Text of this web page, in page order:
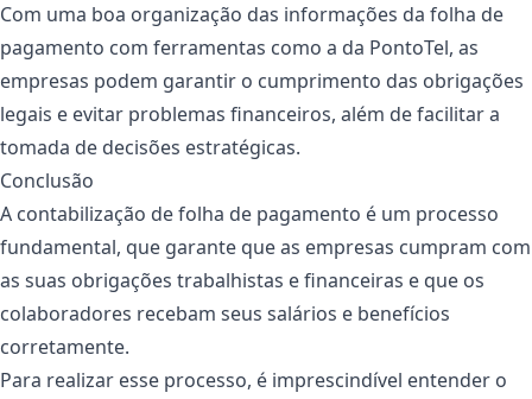
Com uma boa organização das informações da folha de
pagamento com ferramentas como a da PontoTel, as
empresas podem garantir o cumprimento das obrigações
legais e evitar problemas financeiros, além de facilitar a
tomada de decisões estratégicas.
Conclusão
A contabilização de folha de pagamento é um processo
fundamental, que garante que as empresas cumpram com
as suas obrigações trabalhistas e financeiras e que os
colaboradores recebam seus salários e benefícios
corretamente.
Para realizar esse processo, é imprescindível entender o